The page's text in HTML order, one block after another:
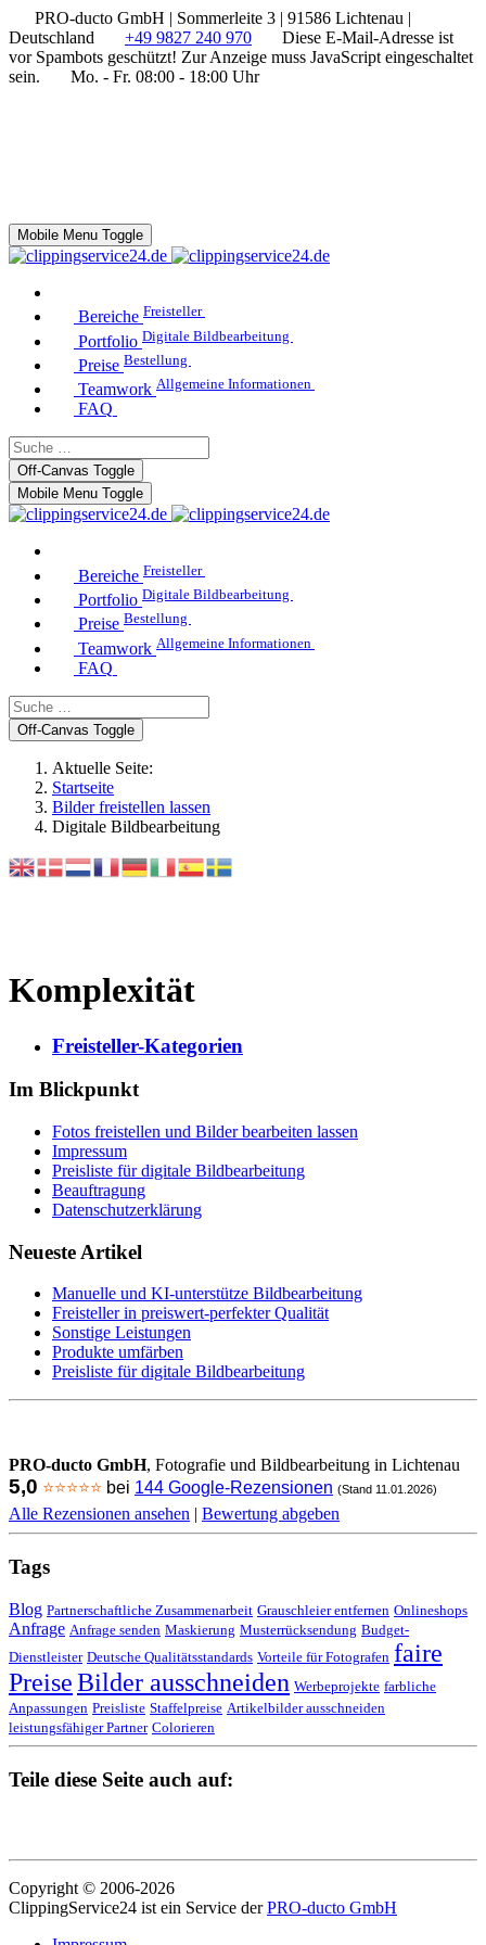
PRO-ducto GmbH | Sommerleite 3 | 91586 Lichtenau |
Deutschland
+49 9827 240 970
Diese E-Mail-Adresse ist
vor Spambots geschützt! Zur Anzeige muss JavaScript eingeschaltet
sein.
Mo. - Fr. 08:00 - 18:00 Uhr
Mobile Menu Toggle
Bereiche Freisteller
Portfolio Digitale Bildbearbeitung
Preise Bestellung
Teamwork Allgemeine Informationen
FAQ
Off-Canvas Toggle
Mobile Menu Toggle
Bereiche Freisteller
Portfolio Digitale Bildbearbeitung
Preise Bestellung
Teamwork Allgemeine Informationen
FAQ
Off-Canvas Toggle
Aktuelle Seite:
Startseite
Bilder freistellen lassen
Digitale Bildbearbeitung
Komplexität
Freisteller-Kategorien
Im Blickpunkt
Fotos freistellen und Bilder bearbeiten lassen
Impressum
Preisliste für digitale Bildbearbeitung
Beauftragung
Datenschutzerklärung
Neueste Artikel
Manuelle und KI-unterstütze Bildbearbeitung
Freisteller in preiswert-perfekter Qualität
Sonstige Leistungen
Produkte umfärben
Preisliste für digitale Bildbearbeitung
PRO-ducto GmbH, Fotografie und Bildbearbeitung in Lichtenau
5,0 ⭐⭐⭐⭐⭐ bei 144 Google-Rezensionen (Stand 11.01.2026)
Alle Rezensionen ansehen | Bewertung abgeben
Tags
Blog Partnerschaftliche Zusammenarbeit Grauschleier entfernen Onlineshops
Anfrage Anfrage senden Maskierung Musterrücksendung Budget-
Dienstleister Deutsche Qualitätsstandards Vorteile für Fotografen faire
PreiseBilder ausschneiden Werbeprojekte farbliche
Anpassungen Preisliste Staffelpreise Artikelbilder ausschneiden
leistungsfähiger Partner Colorieren
Teile diese Seite auch auf:
Copyright © 2006-2026
ClippingService24 ist ein Service derPRO-ducto GmbH